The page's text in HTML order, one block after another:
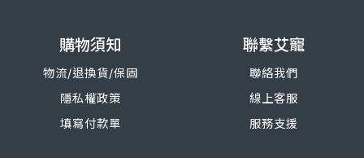
購物須知
物流/退換貨/保固
隱私權政策
填寫付款單
聯繫艾寵
聯絡我們
線上客服
服務支援